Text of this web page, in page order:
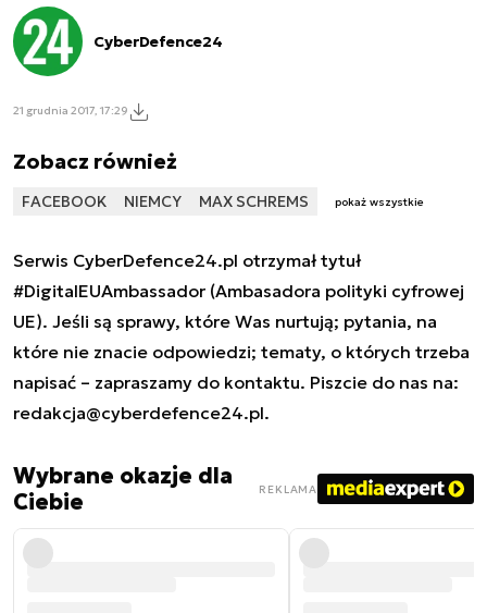
CyberDefence24
21 grudnia 2017, 17:29
Zobacz również
FACEBOOK NIEMCY MAX SCHREMS pokaż wszystkie
Serwis CyberDefence24.pl otrzymał tytuł
#DigitalEUAmbassador (Ambasadora polityki cyfrowej
UE). Jeśli są sprawy, które Was nurtują; pytania, na
które nie znacie odpowiedzi; tematy, o których trzeba
napisać – zapraszamy do kontaktu. Piszcie do nas na:
redakcja@cyberdefence24.pl.
Wybrane okazje dla
Ciebie
REKLAMA